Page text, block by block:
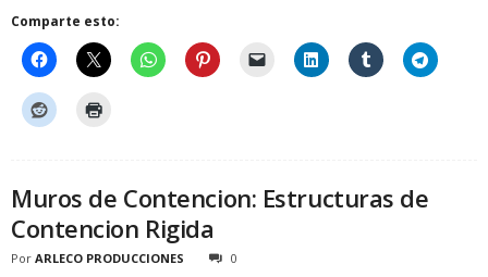
Comparte esto:
Muros de Contencion: Estructuras de
Contencion Rigida
Por ARLECO PRODUCCIONES 0